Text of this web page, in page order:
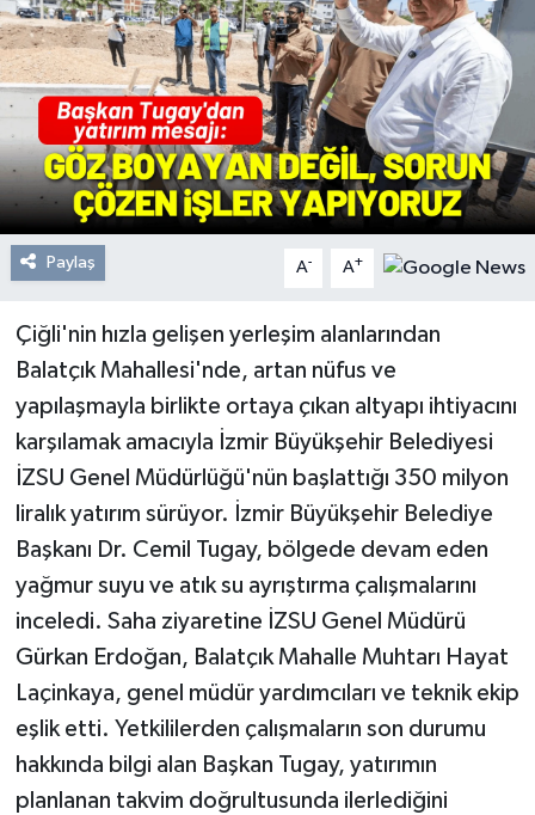
Paylaş A- A+
Çiğli'nin hızla gelişen yerleşim alanlarından
Balatçık Mahallesi'nde, artan nüfus ve
yapılaşmayla birlikte ortaya çıkan altyapı ihtiyacını
karşılamak amacıyla İzmir Büyükşehir Belediyesi
İZSU Genel Müdürlüğü'nün başlattığı 350 milyon
liralık yatırım sürüyor. İzmir Büyükşehir Belediye
Başkanı Dr. Cemil Tugay, bölgede devam eden
yağmur suyu ve atık su ayrıştırma çalışmalarını
inceledi. Saha ziyaretine İZSU Genel Müdürü
Gürkan Erdoğan, Balatçık Mahalle Muhtarı Hayat
Laçinkaya, genel müdür yardımcıları ve teknik ekip
eşlik etti. Yetkililerden çalışmaların son durumu
hakkında bilgi alan Başkan Tugay, yatırımın
planlanan takvim doğrultusunda ilerlediğini